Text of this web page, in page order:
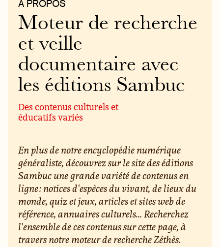
À PROPOS
Moteur de recherche
et veille
documentaire avec
les éditions Sambuc
Des contenus culturels et
éducatifs variés
En plus de notre encyclopédie numérique
généraliste, découvrez sur le site des éditions
Sambuc une grande variété de contenus en
ligne : notices d'espèces du vivant, de lieux du
monde, quiz et jeux, articles et sites web de
référence, annuaires culturels... Recherchez
l'ensemble de ces contenus sur cette page, à
travers notre moteur de recherche Zéthès.